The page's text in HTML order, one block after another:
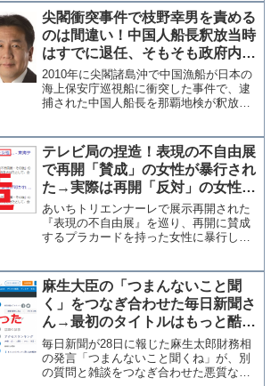
検証しているが、その収益性は極めて低
くほとんどボランティア...
尖閣衝突事件で枝野幸男を責める
のは間違い！中国人船長釈放当時
はすでに退任、そもそも政府内に
はいなかった【マガジン53号】
2010年に尖閣諸島沖で中国漁船が日本の
海上保安庁巡視船に衝突した事件で、逮
捕された中国人船長を那覇地検が釈放し
示であったことを前原誠司元外相が暴露
したことで、菅元総理だ...
テレビ局の捏造！表現の不自由展
で再開「賛成」の女性が暴行され
た→実際は再開「反対」の女性が
暴行されていた！東海テレビは削
除して謝罪
あいちトリエンナーレで展示再開された
『表現の不自由展』を巡り、再開に賛成
するプラカードを持った女性に暴行した
よる捏造ではないかと言う指摘がある。
現地の状況をSNSでリポ...
麻生大臣の「つまんないこと聞
く」をつなぎ合わせた毎日新聞さ
ん→最初のタイトルはもっと酷か
ったことが判明
毎日新聞が28日に報じた麻生太郎財務相
の発言「つまんないこと聞くね」が、別
の質問と雑談をつなぎ合わせた悪質な編